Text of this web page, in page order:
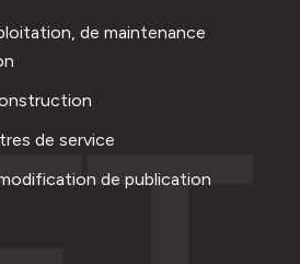
de maintenance
de service
de publication